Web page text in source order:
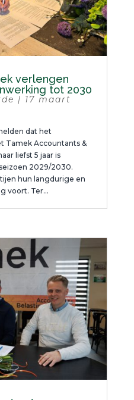
verlengen
tot 2030
| 17 maart
dat het
Tamek Accountants &
liefst 5 jaar is
2029/2030.
hun langdurige en
voort. Ter...